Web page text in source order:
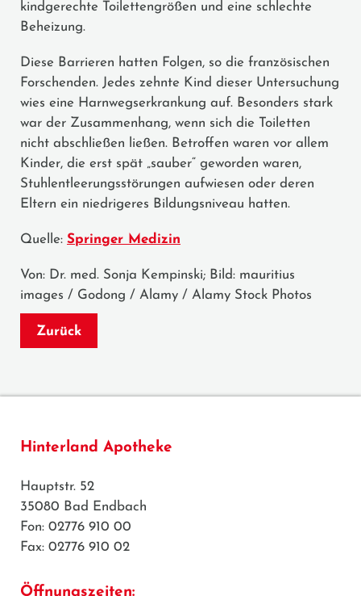
kindgerechte Toilettengrößen und eine schlechte
Beheizung.
Diese Barrieren hatten Folgen, so die französischen
Forschenden. Jedes zehnte Kind dieser Untersuchung
wies eine Harnwegserkrankung auf. Besonders stark
war der Zusammenhang, wenn sich die Toiletten
nicht abschließen ließen. Betroffen waren vor allem
Kinder, die erst spät „sauber“ geworden waren,
Stuhlentleerungsstörungen aufwiesen oder deren
Eltern ein niedrigeres Bildungsniveau hatten.
Quelle: Springer Medizin
Von: Dr. med. Sonja Kempinski; Bild: mauritius
images / Godong / Alamy / Alamy Stock Photos
Zurück
Hinterland Apotheke
Hauptstr. 52
35080 Bad Endbach
Fon: 02776 910 00
Fax: 02776 910 02
Öffnungszeiten: